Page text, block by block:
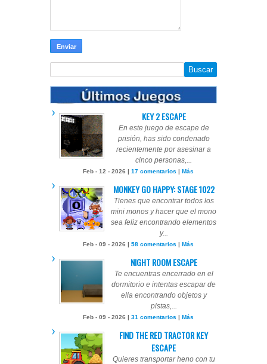
KEY 2 ESCAPE
En este juego de escape de
prisión, has sido condenado
recientemente por asesinar a
cinco personas,...
Feb - 12 - 2026 | 17 comentarios | Más
MONKEY GO HAPPY: STAGE 1022
Tienes que encontrar todos los
mini monos y hacer que el mono
sea feliz encontrando elementos
y...
Feb - 09 - 2026 | 58 comentarios | Más
NIGHT ROOM ESCAPE
Te encuentras encerrado en el
dormitorio e intentas escapar de
ella encontrando objetos y
pistas,...
Feb - 09 - 2026 | 31 comentarios | Más
FIND THE RED TRACTOR KEY
ESCAPE
Quieres transportar heno con tu